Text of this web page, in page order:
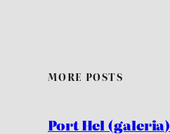
MORE POSTS
Port Hel (galeria)